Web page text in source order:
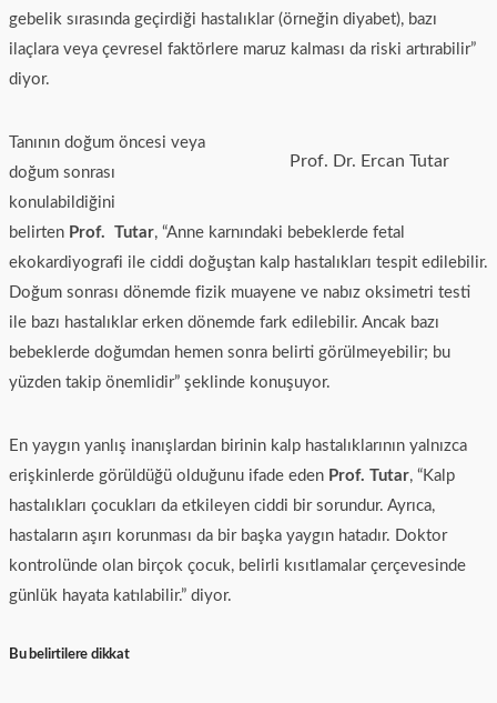
gebelik sırasında geçirdiği hastalıklar (örneğin diyabet), bazı
ilaçlara veya çevresel faktörlere maruz kalması da riski artırabilir”
diyor.
Prof. Dr. Ercan Tutar
Tanının doğum öncesi veya
doğum sonrası
konulabildiğini
belirten Prof. Tutar, “Anne karnındaki bebeklerde fetal
ekokardiyografi ile ciddi doğuştan kalp hastalıkları tespit edilebilir.
Doğum sonrası dönemde fizik muayene ve nabız oksimetri testi
ile bazı hastalıklar erken dönemde fark edilebilir. Ancak bazı
bebeklerde doğumdan hemen sonra belirti görülmeyebilir; bu
yüzden takip önemlidir” şeklinde konuşuyor.
En yaygın yanlış inanışlardan birinin kalp hastalıklarının yalnızca
erişkinlerde görüldüğü olduğunu ifade eden Prof. Tutar, “Kalp
hastalıkları çocukları da etkileyen ciddi bir sorundur. Ayrıca,
hastaların aşırı korunması da bir başka yaygın hatadır. Doktor
kontrolünde olan birçok çocuk, belirli kısıtlamalar çerçevesinde
günlük hayata katılabilir.” diyor.
Bu belirtilere dikkat